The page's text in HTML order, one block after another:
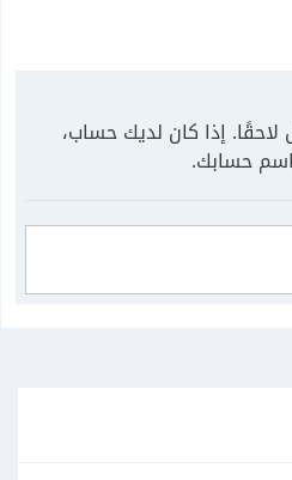
إذا كان لديك حساب،
حسابك.